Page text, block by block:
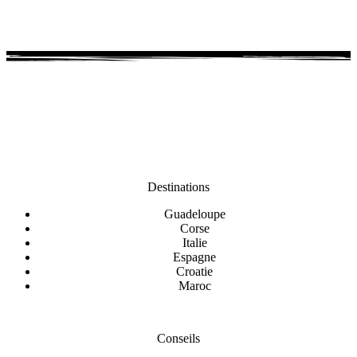
Destinations
Guadeloupe
Corse
Italie
Espagne
Croatie
Maroc
Conseils